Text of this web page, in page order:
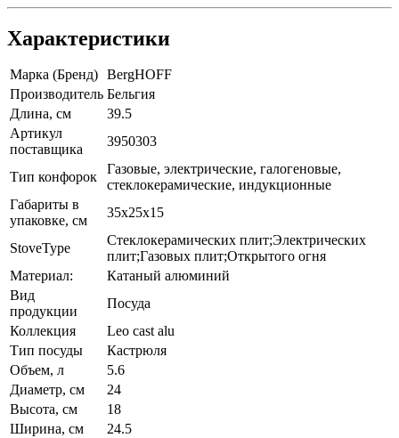
Характеристики
Марка (Бренд) BergHOFF
Производитель Бельгия
Длина, см
39.5
Артикул
поставщика
3950303
Тип конфорок
Газовые, электрические, галогеновые,
стеклокерамические, индукционные
Габариты в
упаковке, см
35х25х15
StoveType
Стеклокерамических плит;Электрических
плит;Газовых плит;Открытого огня
Материал:
Катаный алюминий
Вид
продукции
Посуда
Коллекция
Leo cast alu
Тип посуды
Кастрюля
Объем, л
5.6
Диаметр, см
24
Высота, см
18
Ширина, см
24.5